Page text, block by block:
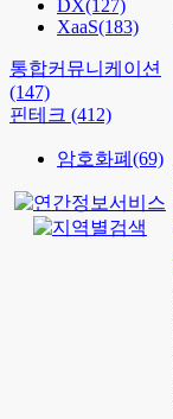
DX(127)
XaaS(183)
통합커뮤니케이션
(147)
핀테크 (412)
암호화폐 (69)